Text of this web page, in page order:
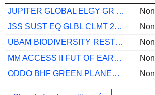
JUPITER GLOBAL ELGY GR L EUR ACC
Non
JSS SUST EQ GLBL CLMT 2035 P EUR DIST
Non
UBAM BIODIVERSITY RESTORATION AEC USD
Non
MM ACCESS II FUT OF EARTH USD P ACC
Non
ODDO BHF GREEN PLANET CR EUR ACC
Non